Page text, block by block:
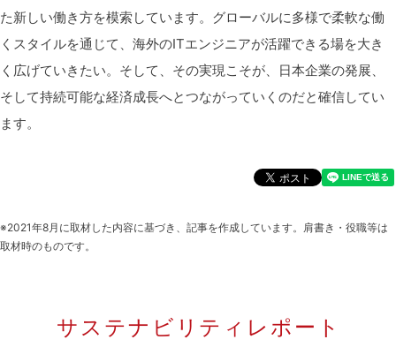
た新しい働き方を模索しています。グローバルに多様で柔軟な働
くスタイルを通じて、海外のITエンジニアが活躍できる場を大き
く広げていきたい。そして、その実現こそが、日本企業の発展、
そして持続可能な経済成長へとつながっていくのだと確信してい
ます。
※2021年8月に取材した内容に基づき、記事を作成しています。肩書き・役職等は
取材時のものです。
サステナビリティレポート